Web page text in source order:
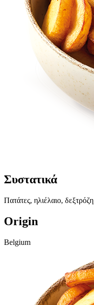
Συστατικά
Πατάτες, ηλιέλαιο, δεξτρόζη
Origin
Belgium